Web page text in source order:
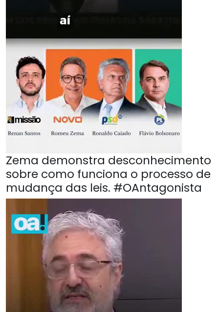
Zema demonstra desconhecimento
sobre como funciona o processo de
mudança das leis. #OAntagonista